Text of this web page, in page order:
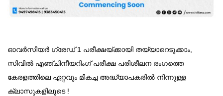
ഓവർസീയർ ഗ്രേഡ് 1 പരീക്ഷയ്ക്കായി തയ്യാറെടുക്കാം,
സിവിൽ എഞ്ചിനീയറിംഗ് പരീക്ഷ പരിശീലന രംഗത്തെ
കേരളത്തിലെ ഏറ്റവും മികച്ച അദ്ധ്യാപകരിൽ നിന്നുള്ള
ക്ലാസുകളിലൂടെ !